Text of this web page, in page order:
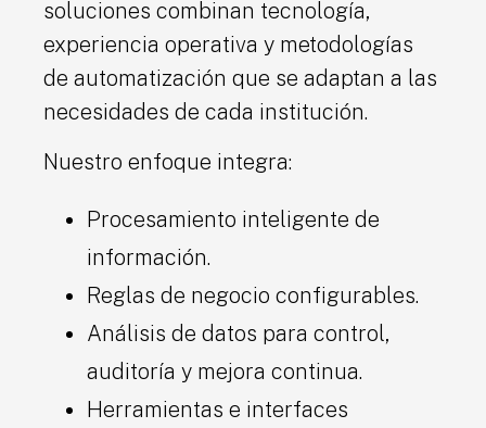
soluciones combinan tecnología,
experiencia operativa y metodologías
de automatización que se adaptan a las
necesidades de cada institución.
Nuestro enfoque integra:
Procesamiento inteligente de
información.
Reglas de negocio configurables.
Análisis de datos para control,
auditoría y mejora continua.
Herramientas e interfaces